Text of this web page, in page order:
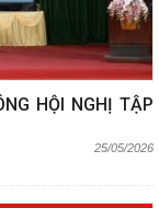
HỘI NGHỊ TẬP
25/05/2026